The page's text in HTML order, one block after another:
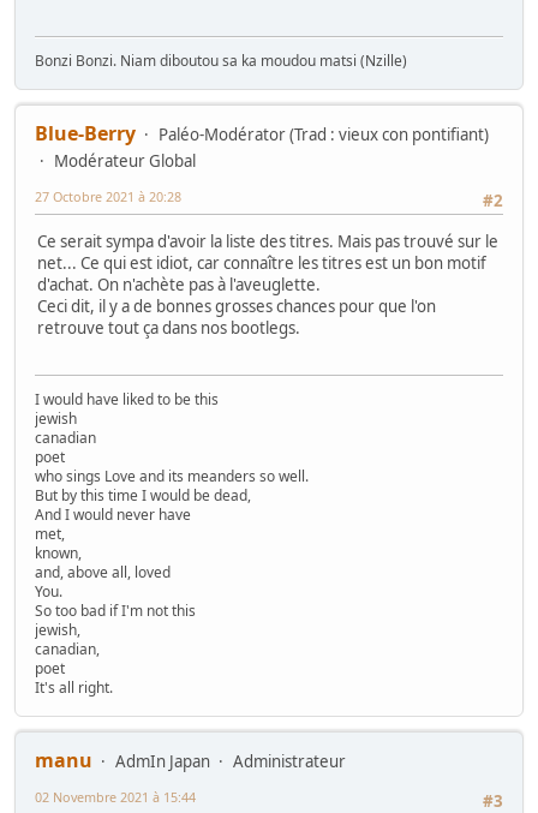
Bonzi Bonzi. Niam diboutou sa ka moudou matsi (Nzille)
Blue-Berry
Paléo-Modérator (Trad : vieux con pontifiant)
Modérateur Global
#2
27 Octobre 2021 à 20:28
Ce serait sympa d'avoir la liste des titres. Mais pas trouvé sur le
net... Ce qui est idiot, car connaître les titres est un bon motif
d'achat. On n'achète pas à l'aveuglette.
Ceci dit, il y a de bonnes grosses chances pour que l'on
retrouve tout ça dans nos bootlegs.
I would have liked to be this
jewish
canadian
poet
who sings Love and its meanders so well.
But by this time I would be dead,
And I would never have
met,
known,
and, above all, loved
You.
So too bad if I'm not this
jewish,
canadian,
poet
It's all right.
manu AdmIn Japan
Administrateur
#3
02 Novembre 2021 à 15:44